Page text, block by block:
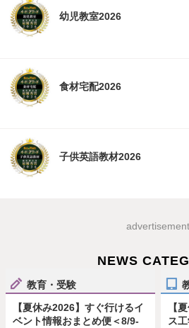
幼児教室2026
食材宅配2026
子供英語教材2026
advertisement
NEWS
教育・受験
【夏休み2026】すぐ行けるイ
ベント情報おまとめ便＜8/9-
【
ス